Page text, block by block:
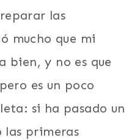
las
mucho que mi
bien, y no es que
es un poco
si ha pasado un
primeras